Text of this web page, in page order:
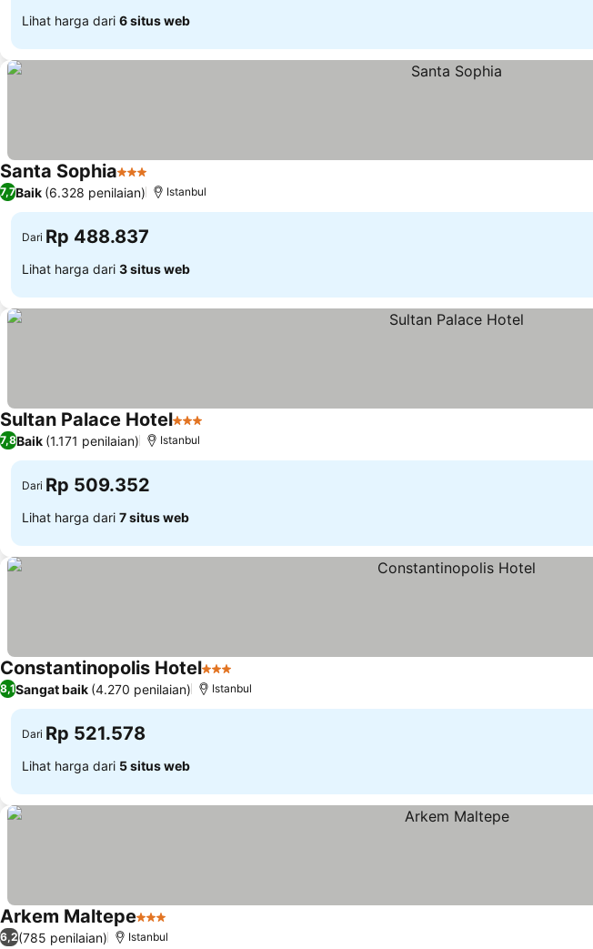
Lihat harga dari 6 situs web
Santa Sophia3 Bintang
7,7Baik (6.328 penilaian) Istanbul
Dari Rp 488.837
Lihat harga dari 3 situs web
Sultan Palace Hotel3 Bintang
7,8Baik (1.171 penilaian) Istanbul
Dari Rp 509.352
Lihat harga dari 7 situs web
Constantinopolis Hotel3 Bintang
8,1Sangat baik (4.270 penilaian) Istanbul
Dari Rp 521.578
Lihat harga dari 5 situs web
Arkem Maltepe3 Bintang
6,2(785 penilaian) Istanbul